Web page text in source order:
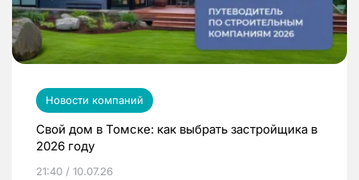
Новости компаний
Свой дом в Томске: как выбрать застройщика в
2026 году
21:40 / 10.07.26